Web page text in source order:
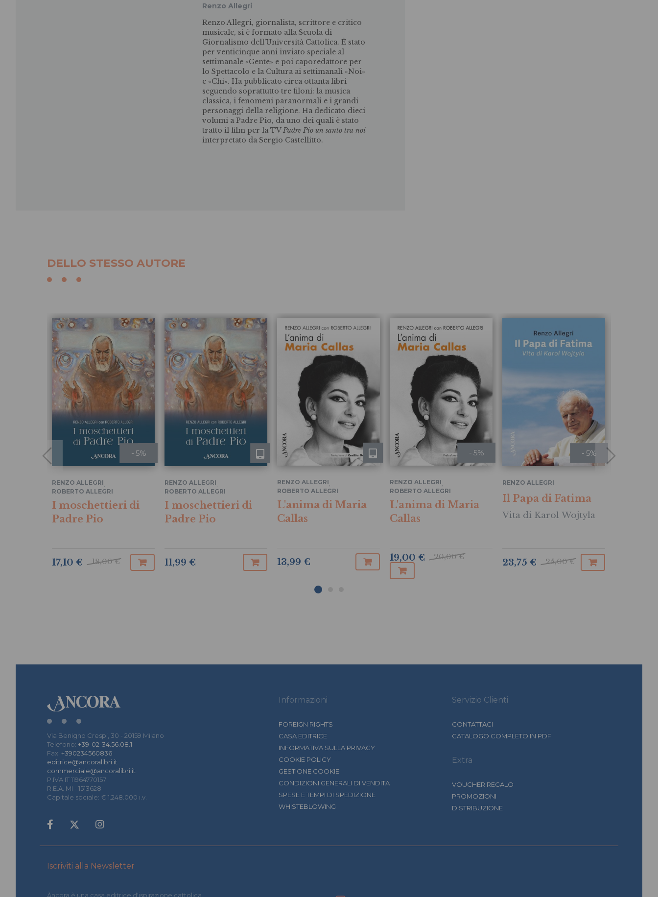
Renzo Allegri
Renzo Allegri, giornalista, scrittore e critico
musicale, si è formato alla Scuola di
Giornalismo dell’Università Cattolica. È stato
per venticinque anni inviato speciale al
settimanale «Gente» e poi caporedattore per
lo Spettacolo e la Cultura ai settimanali «Noi»
e «Chi». Ha pubblicato circa ottanta libri
seguendo soprattutto tre filoni: la musica
classica, i fenomeni paranormali e i grandi
personaggi della religione. Ha dedicato dieci
volumi a Padre Pio, da uno dei quali è stato
tratto il film per la TVPadre Pio un santo tra noi
interpretato da Sergio Castellitto.
DELLO STESSO AUTORE
- 5%
RENZO ALLEGRI,
ROBERTO ALLEGRI
I moschettieri di
Padre Pio
18,00 €
17,10 €
RENZO ALLEGRI,
ROBERTO ALLEGRI
I moschettieri di
Padre Pio
11,99 €
RENZO ALLEGRI,
ROBERTO ALLEGRI
L'anima di Maria
Callas
13,99 €
- 5%
RENZO ALLEGRI,
ROBERTO ALLEGRI
L'anima di Maria
Callas
20,00 €
19,00 €
- 5%
RENZO ALLEGRI
Il Papa di Fatima
Vita di Karol Wojtyla
25,00 €
23,75 €
Via Benigno Crespi, 30 - 20159 Milano
Telefono: +39-02-34.56.08.1
Fax: +390234560836
editrice@ancoralibri.it
commerciale@ancoralibri.it
P.IVA IT 11964770157
R.E.A. MI - 1513628
Capitale sociale: € 1.248.000 i.v.
Informazioni
FOREIGN RIGHTS
CASA EDITRICE
INFORMATIVA SULLA PRIVACY
COOKIE POLICY
GESTIONE COOKIE
CONDIZIONI GENERALI DI VENDITA
SPESE E TEMPI DI SPEDIZIONE
WHISTEBLOWING
Servizio Clienti
CONTATTACI
CATALOGO COMPLETO IN PDF
Extra
VOUCHER REGALO
PROMOZIONI
DISTRIBUZIONE
Iscriviti alla Newsletter
Àncora è una casa editrice d'ispirazione cattolica.